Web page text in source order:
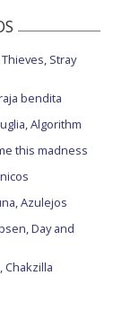
Stray
bendita
Algorithm
this madness
Azulejos
Day and
Chakzilla